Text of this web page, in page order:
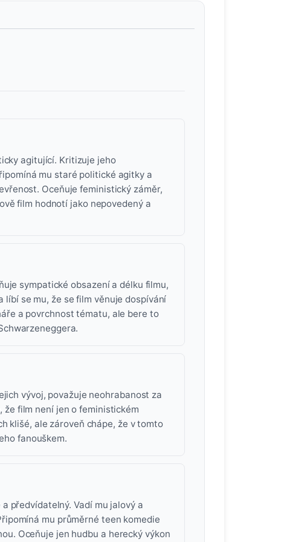
agitující. Kritizuje jeho
mu staré politické agitky a
Oceňuje feministický záměr,
film hodnotí jako nepovedený a
sympatické obsazení a délku filmu,
se mu, že se film věnuje dospívání
a povrchnost tématu, ale bere to
vývoj, považuje neohrabanost za
že film není jen o feministickém
klišé, ale zároveň chápe, že v tomto
fanouškem.
předvídatelný. Vadí mu jalový a
mu průměrné teen komedie
Oceňuje jen hudbu a herecký výkon